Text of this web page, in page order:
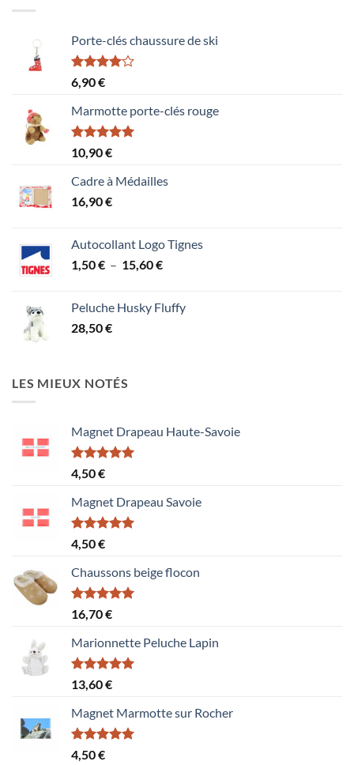
Porte-clés chaussure de ski
Note
4.00
5
6,90€
Marmotte porte-clés rouge
Note5.00
sur 5
10,90€
Cadre à Médailles
16,90€
Autocollant Logo Tignes
1,50€ – 15,60€Plage
1,50 €
Peluche Husky Fluffy
28,50€
LES MIEUX NOTÉS
Magnet Drapeau Haute-Savoie
Note5.00
sur 5
4,50€
Magnet Drapeau Savoie
Note5.00
sur 5
4,50€
Chaussons beige flocon
Note5.00
sur 5
16,70€
Marionnette Peluche Lapin
Note5.00
sur 5
13,60€
Magnet Marmotte sur Rocher
Note5.00
4,50€